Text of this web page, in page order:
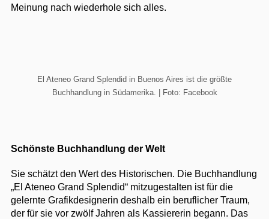
Meinung nach wiederhole sich alles.
El Ateneo Grand Splendid in Buenos Aires ist die größte
Buchhandlung in Südamerika. | Foto: Facebook
Schönste Buchhandlung der Welt
Sie schätzt den Wert des Historischen. Die Buchhandlung
„El Ateneo Grand Splendid“ mitzugestalten ist für die
gelernte Grafikdesignerin deshalb ein beruflicher Traum,
der für sie vor zwölf Jahren als Kassiererin begann. Das